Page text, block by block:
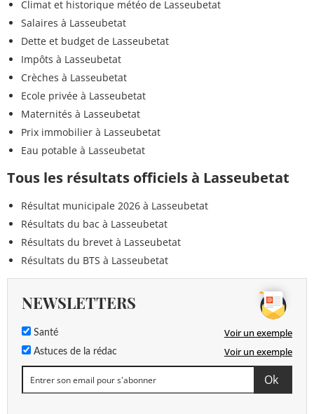
Climat et historique météo de Lasseubetat
Salaires à Lasseubetat
Dette et budget de Lasseubetat
Impôts à Lasseubetat
Crèches à Lasseubetat
Ecole privée à Lasseubetat
Maternités à Lasseubetat
Prix immobilier à Lasseubetat
Eau potable à Lasseubetat
Tous les résultats officiels à Lasseubetat
Résultat municipale 2026 à Lasseubetat
Résultats du bac à Lasseubetat
Résultats du brevet à Lasseubetat
Résultats du BTS à Lasseubetat
NEWSLETTERS
Santé Voir un exemple
Astuces de la rédac Voir un exemple